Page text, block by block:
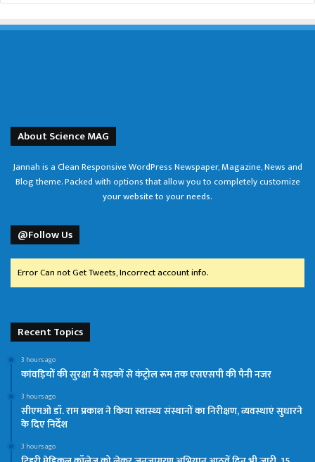
About Science MAG
Jannah is a Clean Responsive WordPress Newspaper, Magazine, News and
Blog theme. Packed with options that allow you to completely customize
your website to your needs.
@Follow Us
Error Can not Get Tweets, Incorrect account info.
Recent Topics
3 hours ago
कांवड़ियों की सुरक्षा में सड़कों से कंट्रोल रूम तक एसएसपी की पैनी नजर
3 hours ago
सीएमओ डॉ. राम प्रकाश ने किया स्वास्थ्य संस्थानों का निरीक्षण, व्यवस्थाएं सुधारने
के दिए निर्देश
3 hours ago